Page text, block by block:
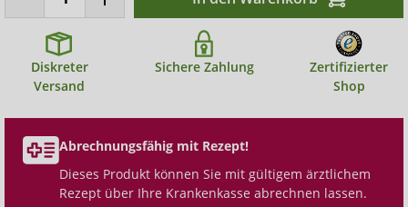
Diskreter
Versand
Sichere Zahlung
Zertifizierter
Shop
Abrechnungsfähig mit Rezept!
Dieses Produkt können Sie mit gültigem ärztlichem
Rezept über Ihre Krankenkasse abrechnen lassen.